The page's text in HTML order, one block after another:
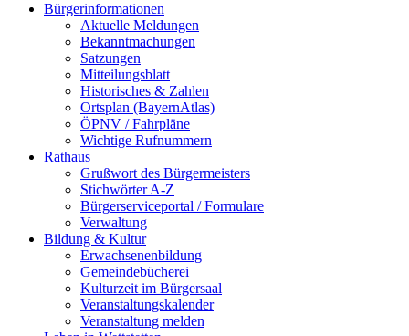
Bürgerinformationen
Aktuelle Meldungen
Bekanntmachungen
Satzungen
Mitteilungsblatt
Historisches & Zahlen
Ortsplan (BayernAtlas)
ÖPNV / Fahrpläne
Wichtige Rufnummern
Rathaus
Grußwort des Bürgermeisters
Stichwörter A-Z
Bürgerserviceportal / Formulare
Verwaltung
Bildung & Kultur
Erwachsenenbildung
Gemeindebücherei
Kulturzeit im Bürgersaal
Veranstaltungskalender
Veranstaltung melden